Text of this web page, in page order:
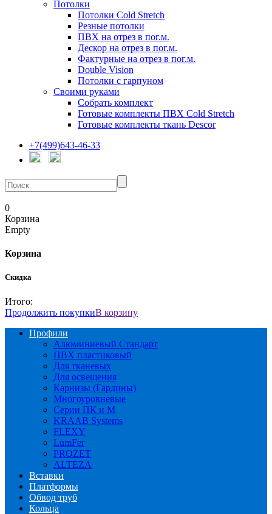
Потолки
Потолки Cold Stretch
Резные потолки
ПВХ на отрез в пог.м.
Дескор на отрез в пог.м.
Фактурные на отрез в пог.м.
Double Vision
Потолки с гарпуном
Своими руками
Собрать комплект
Готовые комплекты ПВХ Cold Stretch
Готовые комплекты ткань Descor
+7(499)643-46-33
0
Корзина
Empty
Корзина
Скидка
Итого:
Продолжить покупкиВ корзину
Профили
Алюминиевый Стандарт
ПВХ пластиковый
Для тканевых
Для освещения
Карнизы (Гардины)
Многоуровневые
Серии ПК и М
KRAAB Systems
FLEXY
LumFer
PROZET
ALTEZA
Вставки
Платформы
Обвод труб
Кольца